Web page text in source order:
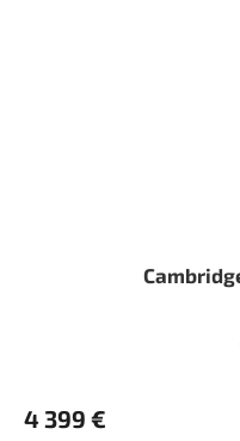
4 399 €